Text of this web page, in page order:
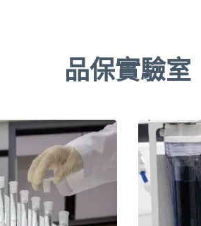
品保實驗室